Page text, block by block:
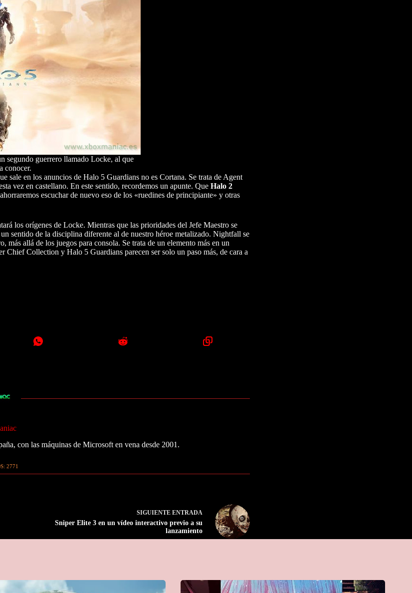
segundo guerrero llamado Locke, al que
conocer.
sale en los anuncios de Halo 5 Guardians no es Cortana. Se trata de Agent
vez en castellano. En este sentido, recordemos un apunte. Que Halo 2
escuchar de nuevo eso de los «ruedines de principiante» y otras
los orígenes de Locke. Mientras que las prioridades del Jefe Maestro se
sentido de la disciplina diferente al de nuestro héroe metalizado. Nightfall se
allá de los juegos para consola. Se trata de un elemento más en un
Chief Collection y Halo 5 Guardians parecen ser solo un paso más, de cara a
con las máquinas de Microsoft en vena desde 2001.
2771
SIGUIENTEENTRADA
Sniper Elite 3 en un vídeo interactivo previo a su
lanzamiento